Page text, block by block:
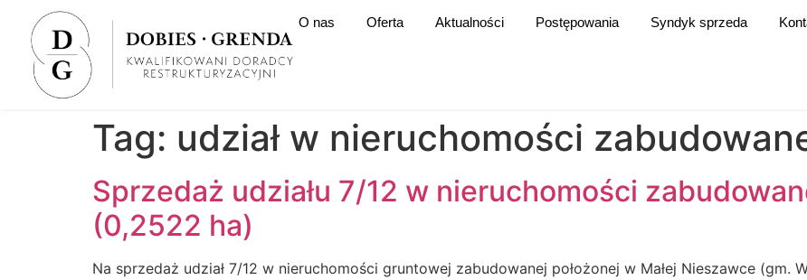
O nas Oferta Aktualności Postępowania Syndyk sprzeda
Tag: udział w nieruchomości
Sprzedaż udziału 7/12 w nieruchomości
(0,2522 ha)
Na sprzedaż udział 7/12 w nieruchomości gruntowej zabudowanej położonej w Małej Nieszawce